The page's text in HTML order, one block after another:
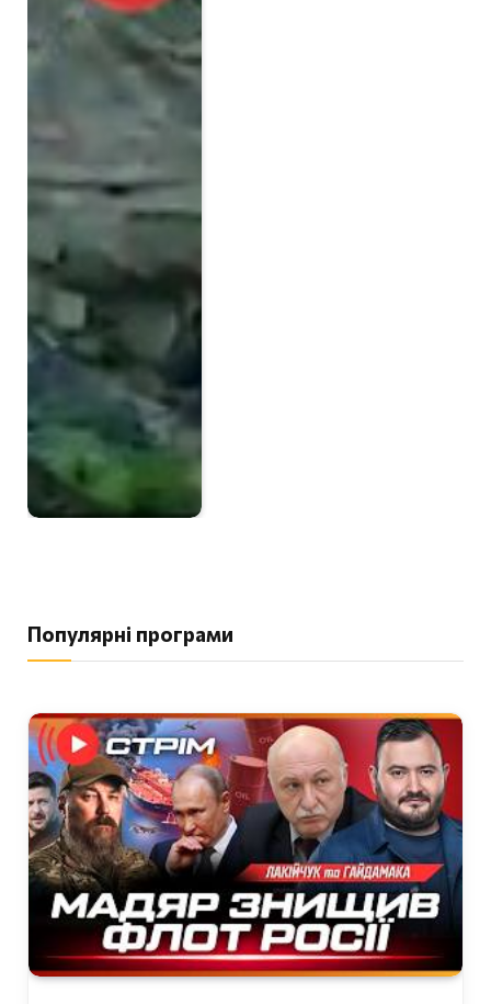
Популярні програми